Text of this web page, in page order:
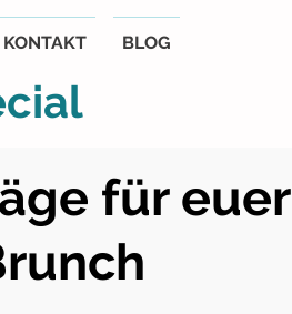
KONTAKT BLOG
für euer